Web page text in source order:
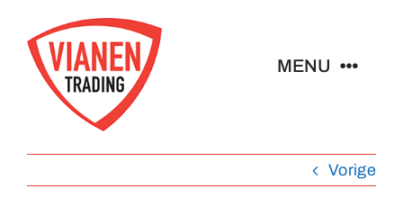
naar
inhoud
MENU
Vorige